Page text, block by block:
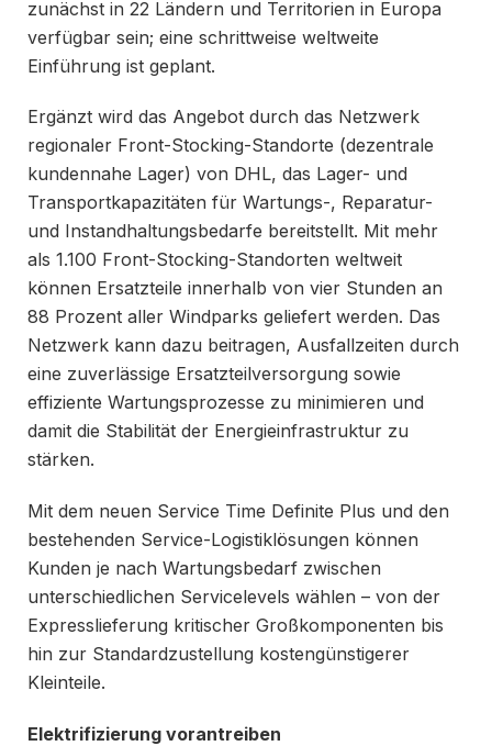
zunächst in 22 Ländern und Territorien in Europa
verfügbar sein; eine schrittweise weltweite
Einführung ist geplant.
Ergänzt wird das Angebot durch das Netzwerk
regionaler Front-Stocking-Standorte (dezentrale
kundennahe Lager) von DHL, das Lager- und
Transportkapazitäten für Wartungs-, Reparatur-
und Instandhaltungsbedarfe bereitstellt. Mit mehr
als 1.100 Front-Stocking-Standorten weltweit
können Ersatzteile innerhalb von vier Stunden an
88 Prozent aller Windparks geliefert werden. Das
Netzwerk kann dazu beitragen, Ausfallzeiten durch
eine zuverlässige Ersatzteilversorgung sowie
effiziente Wartungsprozesse zu minimieren und
damit die Stabilität der Energieinfrastruktur zu
stärken.
Mit dem neuen Service Time Definite Plus und den
bestehenden Service-Logistiklösungen können
Kunden je nach Wartungsbedarf zwischen
unterschiedlichen Servicelevels wählen – von der
Expresslieferung kritischer Großkomponenten bis
hin zur Standardzustellung kostengünstigerer
Kleinteile.
Elektrifizierung vorantreiben